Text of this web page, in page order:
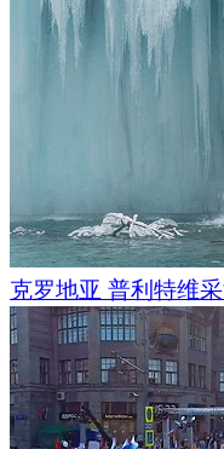
克罗地亚 普利特维